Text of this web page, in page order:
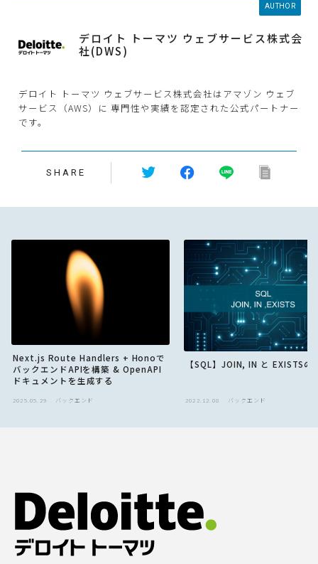
AUTHOR
デロイト トーマツ ウェブサービス株式会
社(DWS)
デロイト トーマツ ウェブサービス株式会社はアマゾン ウェブ
サービス（AWS）に 専門性や実績を認定された公式パートナー
です。
SHARE
Next.js Route Handlers + Honoで
バックエンドAPIを構築 & OpenAPI
ドキュメントを生成する
2025.05.29 バックエンド
【SQL】JOIN, IN と EXISTSの
2022.12.08 バックエンド